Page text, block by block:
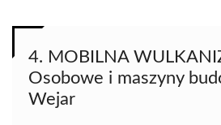
4. MOBILNA
Osobowe i maszyny
Wejar